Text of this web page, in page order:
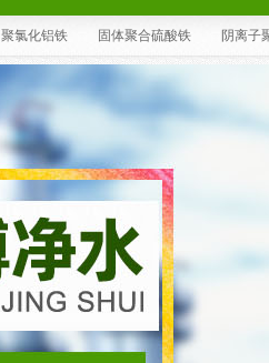
聚氯化铝铁 固体聚合硫酸铁 阴离子